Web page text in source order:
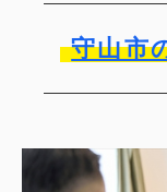
守山市